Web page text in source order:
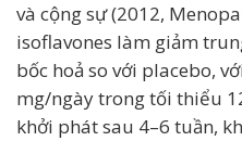
và cộng sự (2012,
isoflavones làm giảm
bốc hoả so với placebo,
mg/ngày trong tối thiểu
khởi phát sau 4–6 tuần,